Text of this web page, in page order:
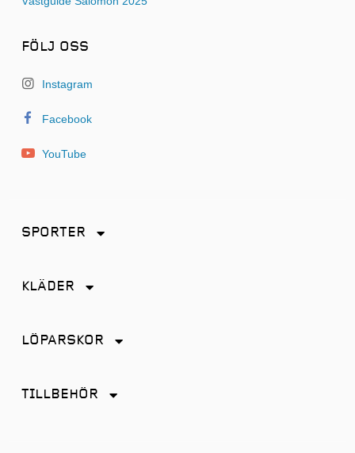
FÖLJ OSS
Instagram
Facebook
YouTube
SPORTER
KLÄDER
LÖPARSKOR
TILLBEHÖR